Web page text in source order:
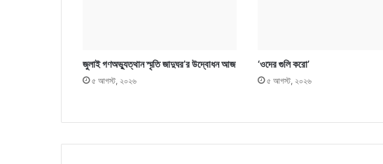
জুলাই গণঅভ্যুত্থান স্মৃতি জাদুঘর’র উদ্বোধন আজ
৫ আগস্ট, ২০২৬
‘ওদের গুলি করো’
৫ আগস্ট, ২০২৬